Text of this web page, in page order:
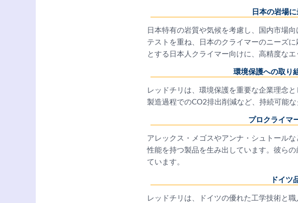
日本の岩場
日本特有の岩質や気候を考慮し、国内市場
テストを重ね、日本のクライマーのニーズ
とする日本人クライマー向けに、高精度なエ
環境保護への取り
レッドチリは、環境保護を重要な企業理念
製造過程でのCO2排出削減など、持続可能
プロクライマ
アレックス・メゴスやアンナ・シュトール
性能を持つ製品を生み出しています。彼ら
ています。
ドイツ
レッドチリは、ドイツの優れた工学技術と